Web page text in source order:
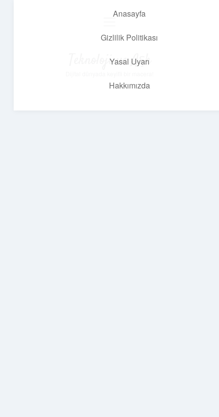
Anasayfa
Gizlilik Politikası
Yasal Uyarı
Hakkımızda
Teknoloji ve Aşk